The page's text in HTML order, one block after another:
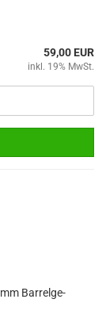
59,00 EUR
inkl. 19% MwSt.
Bar­rel­ge­